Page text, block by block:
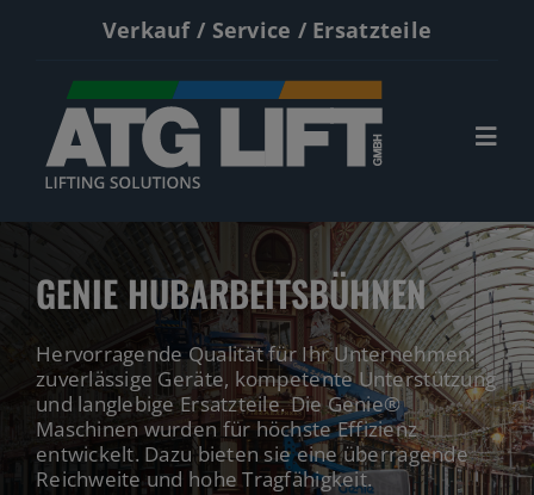
springen
Verkauf / Service / Ersatzteile
Neumaschinen
Gebrauchte
Service
Kontakt
GENIE HUBARBEITSBÜHNEN
Hervorragende Qualität für Ihr Unternehmen:
zuverlässige Geräte, kompetente Unterstützung
und langlebige Ersatzteile. Die Genie®
Maschinen wurden für höchste Effizienz
entwickelt. Dazu bieten sie eine überragende
Reichweite und hohe Tragfähigkeit.